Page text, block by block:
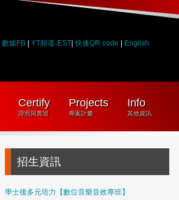
數媒FB YT頻道-EST |快速QR code English
Certify
證照與實習
Projects
專案計畫
Info
其他資訊
招生資訊
學士後多元培力【數位音樂音效專班】